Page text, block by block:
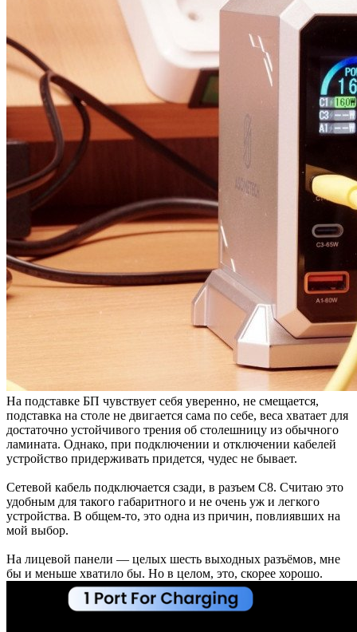
На подставке БП чувствует себя уверенно, не смещается,
подставка на столе не двигается сама по себе, веса хватает для
достаточно устойчивого трения об столешницу из обычного
ламината. Однако, при подключении и отключении кабелей
устройство придерживать придется, чудес не бывает.
Сетевой кабель подключается сзади, в разъем С8. Считаю это
удобным для такого габаритного и не очень уж и легкого
устройства. В общем-то, это одна из причин, повлиявших на
мой выбор.
На лицевой панели — целых шесть выходных разъёмов, мне
бы и меньше хватило бы. Но в целом, это, скорее хорошо.